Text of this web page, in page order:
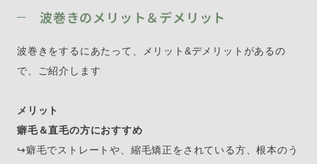
波巻きのメリット＆デメリット
波巻きをするにあたって、メリット&デメリットがあるの
で、ご紹介します
メリット
癖毛＆直毛の方におすすめ
↪︎癖毛でストレートや、縮毛矯正をされている方、根本のう